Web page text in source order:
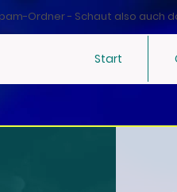
Ordner - Schaut also auch
Start